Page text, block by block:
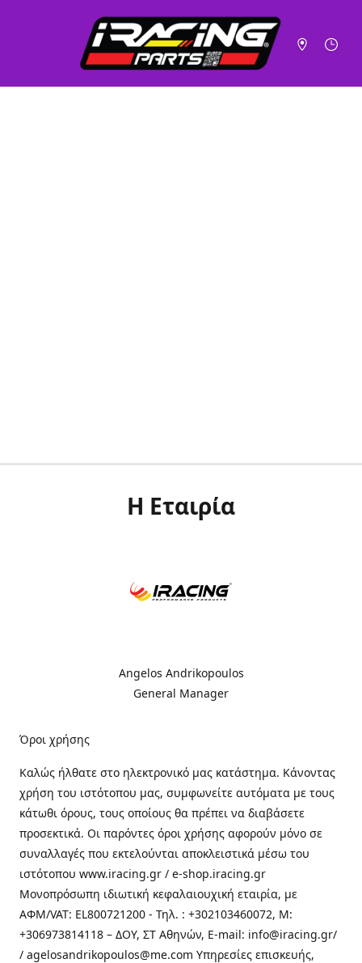
Η Εταιρία
Angelos Andrikopoulos
General Manager
Όροι χρήσης
Καλώς ήλθατε στo ηλεκτρονικό μας κατάστημα. Κάνοντας
χρήση του ιστότοπου μας, συμφωνείτε αυτόματα με τους
κάτωθι όρους, τους οποίους θα πρέπει να διαβάσετε
προσεκτικά. Οι παρόντες όροι χρήσης αφορούν μόνο σε
συναλλαγές που εκτελούνται αποκλειστικά μέσω του
ιστότοπου www.iracing.gr / e-shop.iracing.gr
Μονοπρόσωπη ιδιωτική κεφαλαιουχική εταιρία, με
ΑΦΜ/VAT: EL800721200 - Τηλ. : +302103460072, M:
+306973814118 – ΔΟΥ, ΣΤ Αθηνών, E-mail: info@iracing.gr/
/ agelosandrikopoulos@me.com Υπηρεσίες επισκευής,